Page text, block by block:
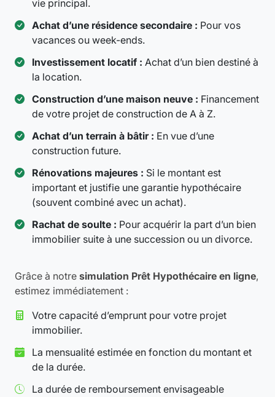
vie principal.
Achat d’une résidence secondaire : Pour vos
vacances ou week-ends.
Investissement locatif : Achat d’un bien destiné à
la location.
Construction d’une maison neuve : Financement
de votre projet de construction de A à Z.
Achat d’un terrain à bâtir : En vue d’une
construction future.
Rénovations majeures : Si le montant est
important et justifie une garantie hypothécaire
(souvent combiné avec un achat).
Rachat de soulte : Pour acquérir la part d’un bien
immobilier suite à une succession ou un divorce.
Grâce à notre simulation Prêt Hypothécaire en ligne,
estimez immédiatement :
Votre capacité d’emprunt pour votre projet
immobilier.
La mensualité estimée en fonction du montant et
de la durée.
La durée de remboursement envisageable